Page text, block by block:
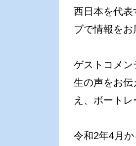
西日本を代表
ブで情報をお
ゲストコメン
生の声をお
え、ボートレ
令和2年4月か